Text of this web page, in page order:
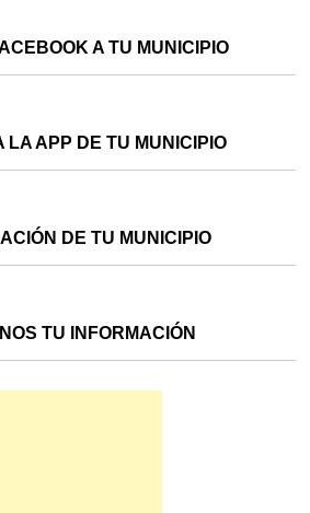
A TU MUNICIPIO
LA APP DE TU MUNICIPIO
DE TU MUNICIPIO
TU INFORMACIÓN